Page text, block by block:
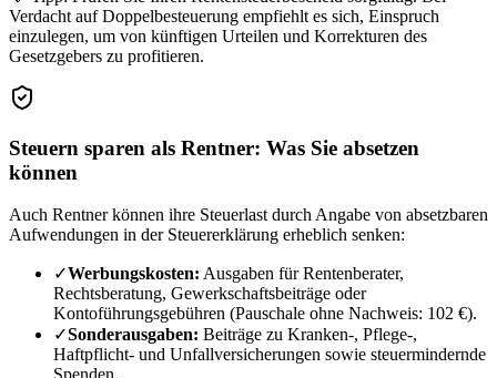
Verdacht auf Doppelbesteuerung empfiehlt es sich, Einspruch
einzulegen, um von künftigen Urteilen und Korrekturen des
Gesetzgebers zu profitieren.
Steuern sparen als Rentner: Was Sie absetzen
können
Auch Rentner können ihre Steuerlast durch Angabe von absetzbaren
Aufwendungen in der Steuererklärung erheblich senken:
✓Werbungskosten: Ausgaben für Rentenberater,
Rechtsberatung, Gewerkschaftsbeiträge oder
Kontoführungsgebühren (Pauschale ohne Nachweis: 102 €).
✓Sonderausgaben: Beiträge zu Kranken-, Pflege-,
Haftpflicht- und Unfallversicherungen sowie steuermindernde